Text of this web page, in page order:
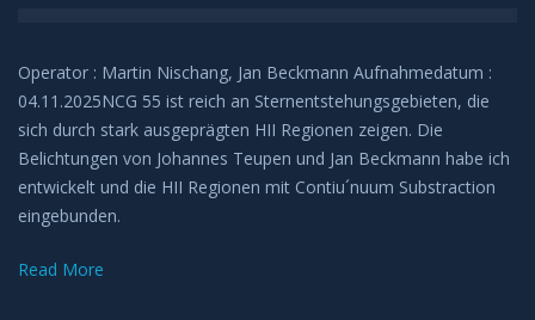
Operator : Martin Nischang, Jan Beckmann Aufnahmedatum :
04.11.2025NCG 55 ist reich an Sternentstehungsgebieten, die
sich durch stark ausgeprägten HII Regionen zeigen. Die
Belichtungen von Johannes Teupen und Jan Beckmann habe ich
entwickelt und die HII Regionen mit Contiu´nuum Substraction
eingebunden.
Read More